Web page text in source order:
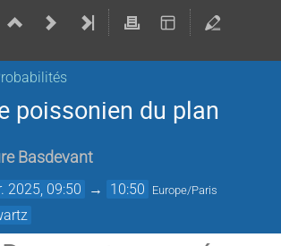
poissonien du plan
Basdevant
2025, 09:50 → 10:50 Europe/Paris